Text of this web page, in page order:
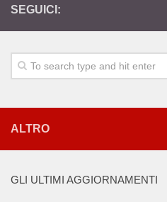
Sportello d’Ascolto per
Corsi
SEGUICI:
ALTRO
GLI ULTIMI AGGIORNAMENTI